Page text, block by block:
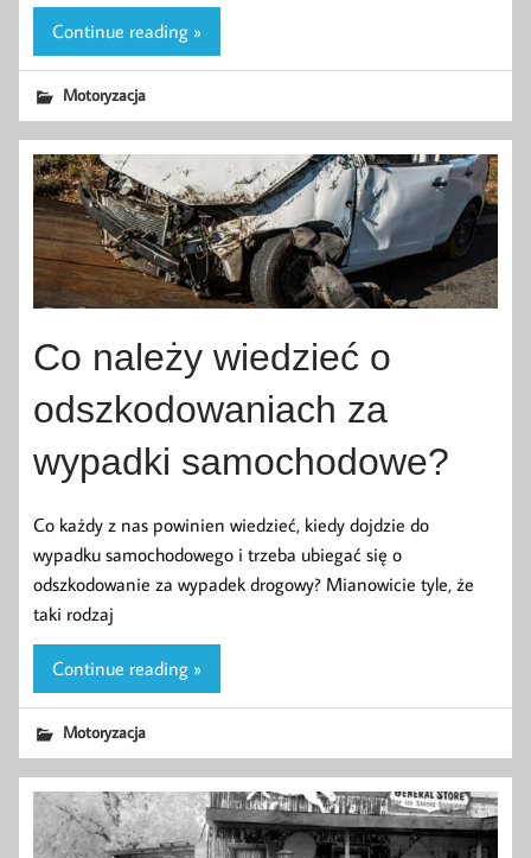
Continue reading »
Motoryzacja
Co należy wiedzieć o
odszkodowaniach za
wypadki samochodowe?
Co każdy z nas powinien wiedzieć, kiedy dojdzie do
wypadku samochodowego i trzeba ubiegać się o
odszkodowanie za wypadek drogowy? Mianowicie tyle, że
taki rodzaj
Continue reading »
Motoryzacja